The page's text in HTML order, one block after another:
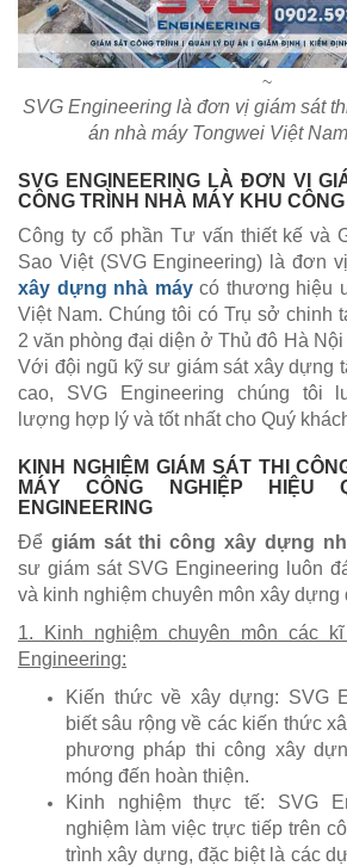
~
SVG Engineering là đơn vị giám sát
án nhà máy Tongwei Việt
SVG ENGINEERING LÀ ĐƠN VỊ
CÔNG TRÌNH NHÀ MÁY KHU
Công ty cổ phần Tư vấn thiết kế và
Sao Việt (SVG Engineering) là đơn vị
xây dựng nhà máycó thương hiệu
Việt Nam. Chúng tôi có Trụ sở chinh
2 văn phòng đại diện ở Thủ đô Hà
Với đội ngũ kỹ sư giám sát xây dựng
cao, SVG Engineering chúng tôi
lượng hợp lý và tốt nhất cho Quý
KINH NGHIỆM GIÁM SÁT THI
MÁY CÔNG NGHIỆP HIỆU
ENGINEERING
Để giám sát thi công xây dựng
sư giám sát SVG Engineering luôn
và kinh nghiệm chuyên môn xây dựng
1. Kinh nghiệm chuyên môn các
Engineering:
Kiến thức về xây dựng: SVG
biết sâu rộng về các kiến thức
phương pháp thi công xây
móng đến hoàn thiện.
Kinh nghiệm thực tế: SVG
nghiệm làm việc trực tiếp trên
trình xây dựng, đặc biệt là các